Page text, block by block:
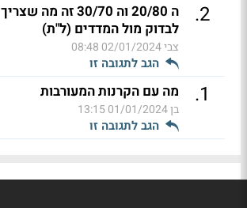
2
.
ה 20/80 וה 30/70 זה מה שצריך
לבדוק מול המדדים (ל"ת)
צבי02/01/2024 08:48
הגב לתגובה זו
1
. מה עם הקרנות המעורבות
בן01/01/2024 13:15
הגב לתגובה זו